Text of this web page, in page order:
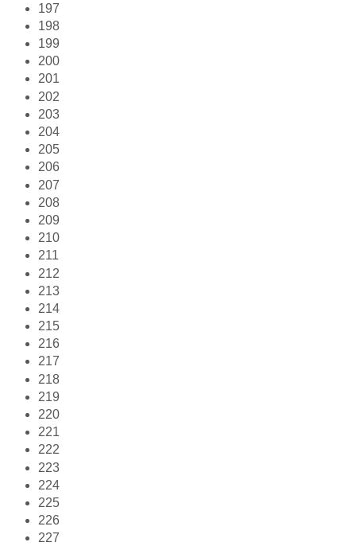
197
198
199
200
201
202
203
204
205
206
207
208
209
210
211
212
213
214
215
216
217
218
219
220
221
222
223
224
225
226
227